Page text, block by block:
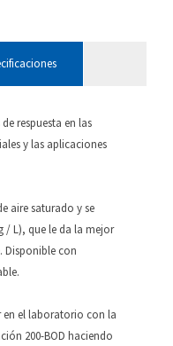
respuesta en las
y las aplicaciones
aire saturado y se
/ L), que le da la mejor
Disponible con
en el laboratorio con la
200-BOD haciendo